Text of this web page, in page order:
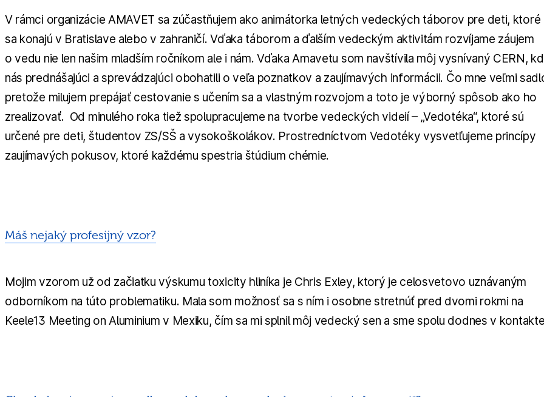
V rámci organizácie AMAVET sa zúčastňujem ako animátorka letných vedeckých táborov pre deti, ktoré
sa konajú v Bratislave alebo v zahraničí. Vďaka táborom a ďalším vedeckým aktivitám rozvíjame záujem
o vedu nie len našim mladším ročníkom ale i nám. Vďaka Amavetu som navštívila môj vysnívaný CERN,
nás prednášajúci a sprevádzajúci obohatili o veľa poznatkov a zaujímavých informácii. Čo mne veľmi
pretože milujem prepájať cestovanie s učením sa a vlastným rozvojom a toto je výborný spôsob ako ho
zrealizovať. Od minulého roka tiež spolupracujeme na tvorbe vedeckých videií – „Vedotéka“, ktoré sú
určené pre deti, študentov ZS/SŠ a vysokoškolákov. Prostredníctvom Vedotéky vysvetľujeme princípy
zaujímavých pokusov, ktoré každému spestria štúdium chémie.
Máš nejaký profesijný vzor?
Mojim vzorom už od začiatku výskumu toxicity hliníka je Chris Exley, ktorý je celosvetovo uznávaným
odborníkom na túto problematiku. Mala som možnosť sa s ním i osobne stretnúť pred dvomi rokmi na
Keele13 Meeting on Aluminium v Mexiku, čím sa mi splnil môj vedecký sen a sme spolu dodnes v